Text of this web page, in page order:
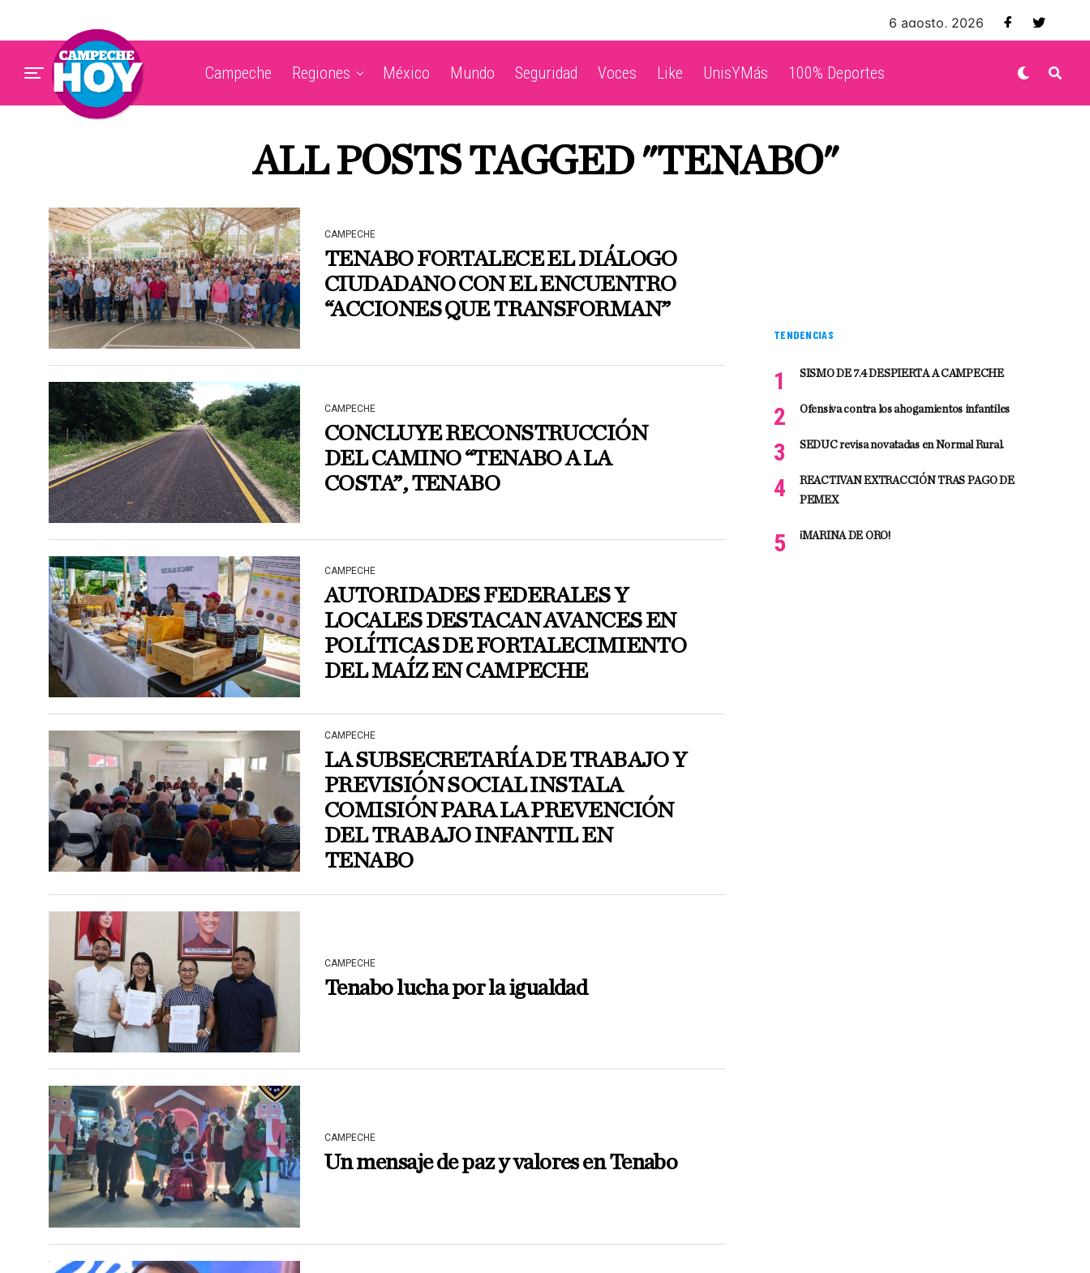
6 agosto, 2026
Campeche Regiones México Mundo Seguridad Voces Like UnisYMás 100% Deportes
ALL POSTS TAGGED "TENABO"
CAMPECHE
TENABO FORTALECE EL DIÁLOGO
CIUDADANO CON EL ENCUENTRO
“ACCIONES QUE TRANSFORMAN”
CAMPECHE
CONCLUYE RECONSTRUCCIÓN
DEL CAMINO “TENABO A LA
COSTA”, TENABO
CAMPECHE
AUTORIDADES FEDERALES Y
LOCALES DESTACAN AVANCES EN
POLÍTICAS DE FORTALECIMIENTO
DEL MAÍZ EN CAMPECHE
CAMPECHE
LA SUBSECRETARÍA DE TRABAJO Y
PREVISIÓN SOCIAL INSTALA
COMISIÓN PARA LA PREVENCIÓN
DEL TRABAJO INFANTIL EN
TENABO
CAMPECHE
Tenabo lucha por la igualdad
CAMPECHE
Un mensaje de paz y valores en Tenabo
TENDENCIAS
SISMO DE 7.4 DESPIERTA A CAMPECHE
Ofensiva contra los ahogamientos infantiles
SEDUC revisa novatadas en Normal Rural.
REACTIVAN EXTRACCIÓN TRAS PAGO DE
PEMEX
¡MARINA DE ORO!